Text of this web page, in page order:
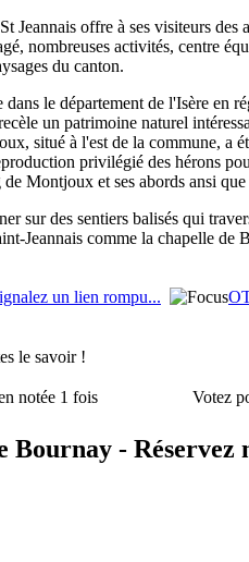
Jeannais offre à ses visiteurs
nombreuses activités, centre
du canton.
le département de l'Isère
un patrimoine naturel
situé à l'est de la commune, a
privilégié des hérons
Montjoux et ses abords ansi
sur des sentiers balisés qui
Jeannais comme la chapelle
un lien rompu...
le savoir !
notée 1 fois Votez
Bournay - Réservez